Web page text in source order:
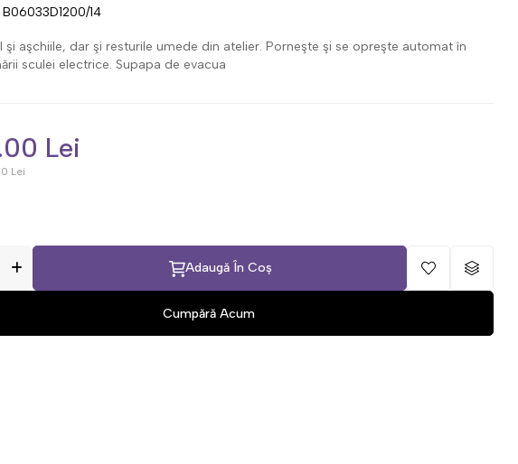
B06033D1200/14
şi aşchiile, dar şi resturile umede din atelier. Porneşte şi se opreşte automat în
sculei electrice. Supapa de evacua
Lei
Lei
Adaugă În Coș